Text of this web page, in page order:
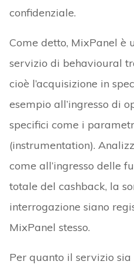
confidenziale.
Come detto, MixPanel è
servizio di behavioural
cioè l’acquisizione in
esempio all’ingresso di
specifici come i
(instrumentation).
come all’ingresso delle
totale del cashback, la
interrogazione siano
MixPanel stesso.
Per quanto il servizio